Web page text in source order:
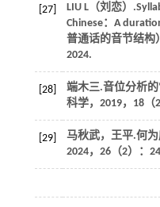
[27]
LIU L（刘恋）
Chinese：A
普通话的音节结构
2024.
[28]
端木三.音位分析
科学，2019，18（
[29]
马秋武，王平.何为
2024，26（2）：